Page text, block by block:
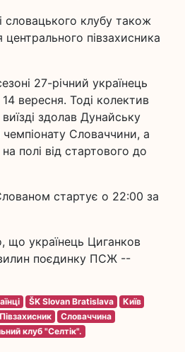
словацького клубу також
півзахисника
27-річний українець
вересня. Тоді колектив
здолав Дунайську
Словаччини, а
полі від стартового до
стартує о 22:00 за
що українець Циганков
поєдинку ПСЖ --
ŠK Slovan Bratislava
Київ
Півзахисник
Словаччина
клуб "Селтік".